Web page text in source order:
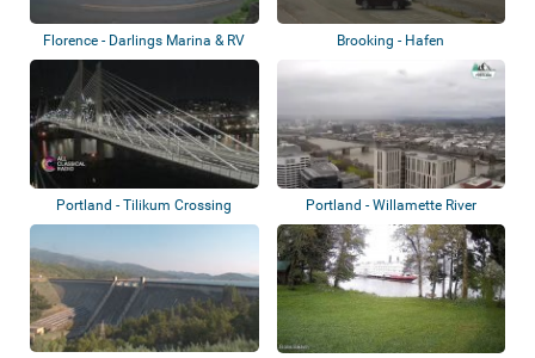
Florence - Darlings Marina & RV
Resort
Brooking - Hafen
Portland - Tilikum Crossing Portland - Willamette River